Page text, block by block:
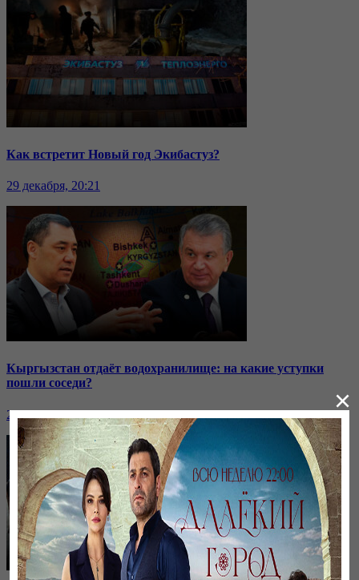
Как встретит Новый год Экибастуз?
29 декабря, 20:21
Кыргызстан отдаёт водохранилище: на какие уступки
пошли соседи?
24 ноября, 20:44 ×